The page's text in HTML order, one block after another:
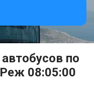
по
Реж 08:05:00